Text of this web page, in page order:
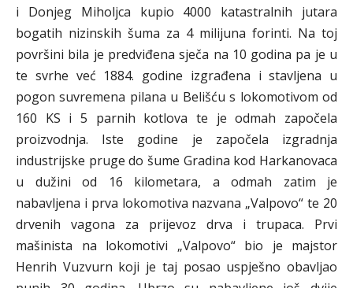
i Donjeg Miholjca kupio 4000 katastralnih jutara
bogatih nizinskih šuma za 4 milijuna forinti. Na toj
površini bila je predviđena sječa na 10 godina pa je u
te svrhe već 1884. godine izgrađena i stavljena u
pogon suvremena pilana u Belišću s lokomotivom od
160 KS i 5 parnih kotlova te je odmah započela
proizvodnja. Iste godine je započela izgradnja
industrijske pruge do šume Gradina kod Harkanovaca
u dužini od 16 kilometara, a odmah zatim je
nabavljena i prva lokomotiva nazvana „Valpovo“ te 20
drvenih vagona za prijevoz drva i trupaca. Prvi
mašinista na lokomotivi „Valpovo“ bio je majstor
Henrih Vuzvurn koji je taj posao uspješno obavljao